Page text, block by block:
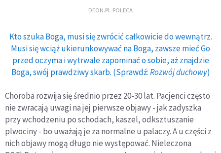
DEON.PL POLECA
Kto szuka Boga, musi się zwrócić całkowicie do wewnątrz.
Musi się wciąż ukierunkowywać na Boga, zawsze mieć Go
przed oczyma i wytrwale zapominać o sobie, aż znajdzie
Boga, swój prawdziwy skarb. (Sprawdź:Rozwój duchowy)
Choroba rozwija się średnio przez 20-30 lat. Pacjenci często
nie zwracają uwagi na jej pierwsze objawy - jak zadyszka
przy wchodzeniu po schodach, kaszel, odksztuszanie
plwociny - bo uważają je za normalne u palaczy. A u części z
nich objawy mogą długo nie występować. Nieleczona